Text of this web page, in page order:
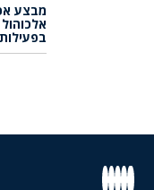
מבצע